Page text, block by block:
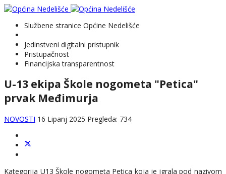
Službene stranice Općine Nedelišće
Jedinstveni digitalni pristupnik
Pristupačnost
Financijska transparentnost
U-13 ekipa Škole nogometa "Petica"
prvak Međimurja
NOVOSTI 16 Lipanj 2025 Pregleda: 734
Kategorija U13 Škole nogometa Petica koja je igrala pod nazivom